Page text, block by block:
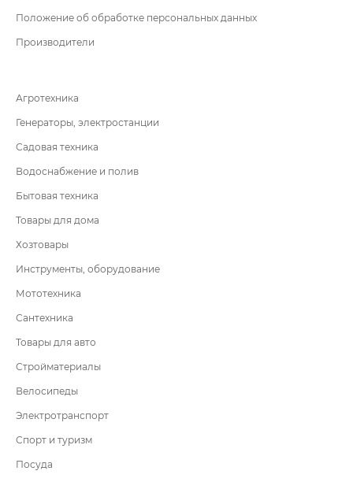
Положение об обработке персональных данных
Производители
Агротехника
Генераторы, электростанции
Садовая техника
Водоснабжение и полив
Бытовая техника
Товары для дома
Хозтовары
Инструменты, оборудование
Мототехника
Сантехника
Товары для авто
Стройматериалы
Велосипеды
Электротранспорт
Спорт и туризм
Посуда